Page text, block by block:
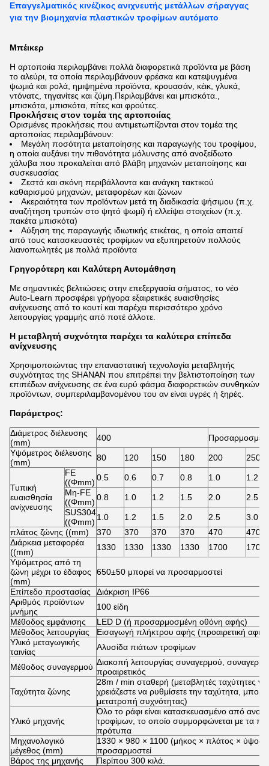
Επαγγελματικός κινέζικος ανιχνευτής μετάλλων σήραγγας
για την βιομηχανία πλαστικών τροφίμων αυτόματο
Μπέικερ
Η αρτοποιία περιλαμβάνει πολλά διαφορετικά προϊόντα με βάση
το αλεύρι, τα οποία περιλαμβάνουν φρέσκα και κατεψυγμένα
ψωμιά και ρολά, ημιψημένα προϊόντα, κρουασάν, κέικ, γλυκά,
ντόνατς, τηγανίτες και ζύμη.Περιλαμβάνει και μπισκότα.,
μπισκότα, μπισκότα, πίτες και φρούτες.
Προκλήσεις στον τομέα της αρτοποιίας
Ορισμένες προκλήσεις που αντιμετωπίζονται στον τομέα της
αρτοποιίας περιλαμβάνουν:
Μεγάλη ποσότητα μεταποίησης και παραγωγής του τροφίμου,
η οποία αυξάνει την πιθανότητα μόλυνσης από ανοξείδωτο
χάλυβα που προκαλείται από βλάβη μηχανών μεταποίησης και
συσκευασίας
Ζεστά και σκόνη περιβάλλοντα και ανάγκη τακτικού
καθαρισμού μηχανών, μεταφορέων και ζώνων
Ακεραιότητα των προϊόντων μετά τη διαδικασία ψήσιμου (π.χ.
αναζήτηση τρυπών στο ψητό ψωμί) ή ελλείψει στοιχείων (π.χ.
πακέτα μπισκότα)
Αύξηση της παραγωγής ιδιωτικής ετικέτας, η οποία απαιτεί
από τους κατασκευαστές τροφίμων να εξυπηρετούν πολλούς
λιανοπωλητές με πολλά προϊόντα
Γρηγορότερη και Καλύτερη Αυτομάθηση
Με σημαντικές βελτιώσεις στην επεξεργασία σήματος, το νέο
Auto-Learn προσφέρει γρήγορα εξαιρετικές ευαισθησίες
ανίχνευσης από το κουτί και παρέχει περισσότερο χρόνο
λειτουργίας γραμμής από ποτέ άλλοτε.
Η μεταβλητή συχνότητα παρέχει τα καλύτερα επίπεδα
ανίχνευσης
Χρησιμοποιώντας την επαναστατική τεχνολογία μεταβλητής
συχνότητας της SHANAN που επιτρέπει την βελτιστοποίηση των
επιπέδων ανίχνευσης σε ένα ευρύ φάσμα διαφορετικών συνθηκών
προϊόντων, συμπεριλαμβανομένου του αν είναι υγρές ή ξηρές.
Παράμετρος:
Διάμετρος διέλευσης
(mm)
400
Υψόμετρος διέλευσης
(mm)
80 120 150 180 200 250
Τυπική
ευαισθησία
ανίχνευσης
FE
((Φmm) 0.5 0.6 0.7 0.8 1.0
1.2
Μη-FE
((Φmm) 0.8 1.0 1.2 1.5 2.0
2.5
SUS304
((Φmm) 1.0 1.2 1.5 2.0 2.5
3.0
πλάτος ζώνης ((mm)
370 370 370 370 470
470
Διάρκεια μεταφορέα
((mm)
1330 1330 1330 1330 1700
1700
Υψόμετρος από τη
ζώνη μέχρι το έδαφος
(mm)
650±50 μπορεί να προσαρμοστεί
Επίπεδο προστασίας
Διάκριση IP66
Αριθμός προϊόντων
μνήμης
100 είδη
Μέθοδος εμφάνισης
LED D (ή προσαρμοσμένη οθόνη αφής)
Μέθοδος λειτουργίας
Εισαγωγή πλήκτρου αφής (προαιρετική
Υλικό μεταγωγικής
ταινίας
Αλυσίδα πιάτων τροφίμων
Μέθοδος συναγερμού Διακοπή λειτουργίας συναγερμού,
προαιρετικός
Ταχύτητα ζώνης
28m / min σταθερή (μεταβλητές ταχύτητες για
χρειάζεστε να ρυθμίσετε την ταχύτητα,
μετατροπή συχνότητας)
Υλικό μηχανής
Όλο το ράφι είναι κατασκευασμένο από
τροφίμων, το οποίο συμμορφώνεται με τα
πρότυπα
Μηχανολογικό
μέγεθος (mm)
1330 × 980 × 1100 (μήκος × πλάτος × ύψος)
προσαρμοστεί
Βάρος της μηχανής
Περίπου 300 κιλά.